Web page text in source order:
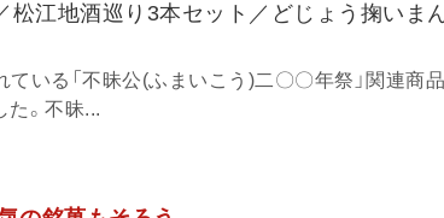
江地酒巡り3本セット／どじょう掬いま
いる「不昧公(ふまいこう)二〇〇年祭」関連商品
た。不昧...